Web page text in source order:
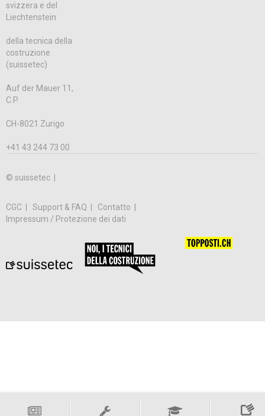
svizzera e del
Liechtenstein
della tecnica della
costruzione
(suissetec)
Auf der Mauer 11,
C.P.
CH-8021 Zurigo
+41 43 244 73 00
© suissetec |
CGC Support & FAQ
Contatto
Impressum / Protezione dei dati